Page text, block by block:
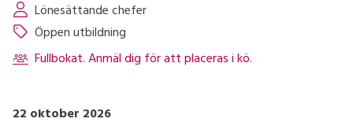
Lönesättande chefer
Öppen utbildning
Fullbokat. Anmäl dig för att placeras i kö.
22 oktober 2026